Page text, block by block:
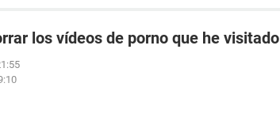
los vídeos de porno que he visitado